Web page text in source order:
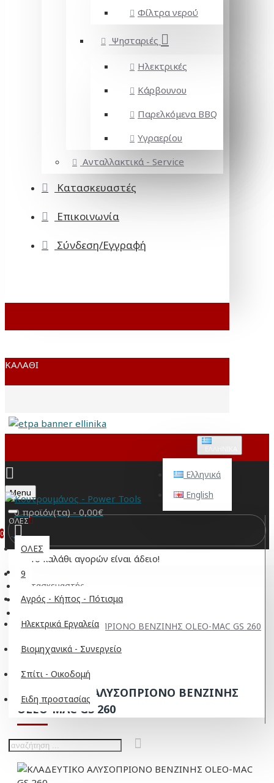
Φίλτρα νερού
Ψησταριές
Ηλεκτρικές
Κάρβουνου
Παρελκόμενα BBQ
Υγραερίου
Ανταλλακτικά - Service
Κατασκευαστές
Επικοινωνία
Σύνδεση/Εγγραφή
ΚΑΛΆΘΙ
Ελληνικά
English
Menu
0 προϊόν(τα) - 0,00€
0
Το καλάθι αγορών είναι άδειο!
ΟΛΕΣ
ΟΛΕΣ
9
Αγρός - Κήπος - Πότισμα
Ηλεκτρικά Εργαλεία
Βιομηχανικά - Συνεργείο
Σπίτι - Οικοδομή
Ειδη προστασίας
Κατασκευαστής
OLEO-MAC
ΚΛΑΔΕΥΤΙΚΟ ΑΛΥΣΟΠΡΙΟΝΟ ΒΕΝΖΙΝΗΣ OLEO-MAC GS 260
ΚΛΑΔΕΥΤΙΚΟ ΑΛΥΣΟΠΡΙΟΝΟ ΒΕΝΖΙΝΗΣ
OLEO-MAC GS 260